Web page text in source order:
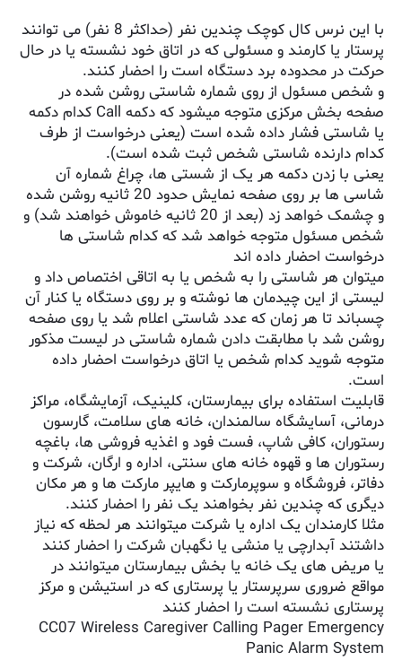
با این نرس کال کوچک چندین نفر (حداکثر 8 نفر) می توانند
پرستار یا کارمند و مسئولی که در اتاق خود نشسته یا در حال
حرکت در محدوده برد دستگاه است را احضار کنند.
و شخص مسئول از روی شماره شاستی روشن شده در
صفحه بخش مرکزی متوجه میشود که دکمه Call کدام دکمه
یا شاستی فشار داده شده است (یعنی درخواست از طرف
کدام دارنده شاستی شخص ثبت شده است).
یعنی با زدن دکمه هر یک از شستی ها، چراغ شماره آن
شاسی ها بر روی صفحه نمایش حدود 20 ثانیه روشن شده
و چشمک خواهد زد (بعد از 20 ثانیه خاموش خواهند شد) و
شخص مسئول متوجه خواهد شد که کدام شاستی ها
درخواست احضار داده اند
میتوان هر شاستی را به شخص یا به اتاقی اختصاص داد و
لیستی از این چیدمان ها نوشته و بر روی دستگاه یا کنار آن
چسباند تا هر زمان که عدد شاستی اعلام شد یا روی صفحه
روشن شد با مطابقت دادن شماره شاستی در لیست مذکور
متوجه شوید کدام شخص یا اتاق درخواست احضار داده
است.
قابلیت استفاده برای بیمارستان، کلینیک، آزمایشگاه، مراکز
درمانی، آسایشگاه سالمندان، خانه های سلامت، گارسون
رستوران، کافی شاپ، فست فود و اغذیه فروشی ها، باغچه
رستوران ها و قهوه خانه های سنتی، اداره و ارگان، شرکت و
دفاتر، فروشگاه و سوپرمارکت و هایپر مارکت ها و هر مکان
دیگری که چندین نفر بخواهند یک نفر را احضار کنند.
مثلا کارمندان یک اداره یا شرکت میتوانند هر لحظه که نیاز
داشتند آبدارچی یا منشی یا نگهبان شرکت را احضار کنند
یا مریض های یک خانه یا بخش بیمارستان میتوانند در
مواقع ضروری سرپرستار یا پرستاری که در استیشن و مرکز
پرستاری نشسته است را احضار کنند
CC07 Wireless Caregiver Calling Pager Emergency
Panic Alarm System